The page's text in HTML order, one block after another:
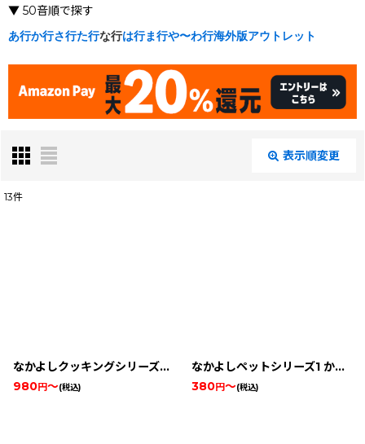
▼ 50音順で探す
あ行か行さ行た行な行は行ま行や〜わ行海外版アウトレット
表示順変更
13件
なかよしクッキングシリーズ4 たのしいデザート
980円～(税込)
なかよしペットシリーズ1 かわいいハムスター
380円～(税込)